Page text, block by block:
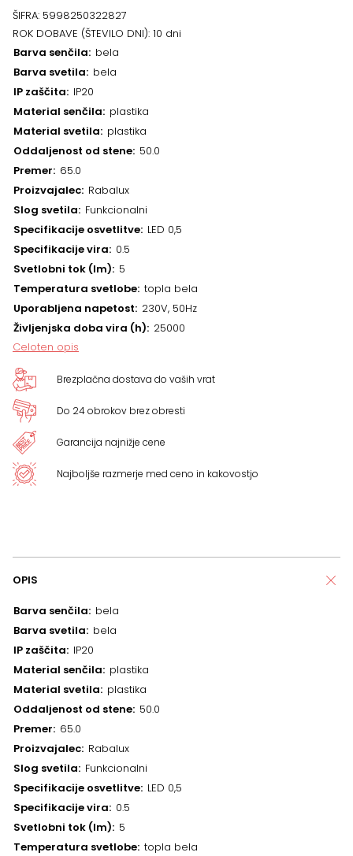
ŠIFRA: 5998250322827
ROK DOBAVE (ŠTEVILO DNI): 10 dni
Barva senčila bela
Barva svetila bela
IP zaščita IP20
Material senčila plastika
Material svetila plastika
Oddaljenost od stene 50.0
Premer 65.0
Proizvajalec Rabalux
Slog svetila Funkcionalni
Specifikacije osvetlitve LED 0,5
Specifikacije vira 0.5
Svetlobni tok (lm) 5
Temperatura svetlobe topla bela
Uporabljena napetost 230V, 50Hz
Življenjska doba vira (h) 25000
Celoten opis
Brezplačna dostava do vaših vrat
Do 24 obrokov brez obresti
Garancija najnižje cene
Najboljše razmerje med ceno in kakovostjo
OPIS
Barva senčila bela
Barva svetila bela
IP zaščita IP20
Material senčila plastika
Material svetila plastika
Oddaljenost od stene 50.0
Premer 65.0
Proizvajalec Rabalux
Slog svetila Funkcionalni
Specifikacije osvetlitve LED 0,5
Specifikacije vira 0.5
Svetlobni tok (lm) 5
Temperatura svetlobe topla bela